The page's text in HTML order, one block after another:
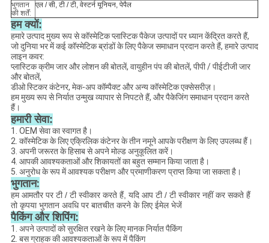
भुगतान
की शर्तें:
एल / सी, टी / टी, वेस्टर्न यूनियन, पेपैल
हम क्यों:
हमारे उत्पाद मुख्य रूप से कॉस्मेटिक प्लास्टिक पैकेज उत्पादों पर ध्यान केंद्रित करते हैं,
जो दुनिया भर में कई कॉस्मेटिक ब्रांडों के लिए पैकेज समाधान प्रदान करते हैं, हमारे उत्पाद
लाइन कवर:
प्लास्टिक क्रीम जार और लोशन की बोतलें, वायुहीन पंप की बोतलें, पीपी / पीईटीजी जार
और बोतलें,
डीओ स्टिकर कंटेनर, मेक-अप कॉम्पैक्ट और अन्य कॉस्मेटिक एक्सेसरीज़।
हम मुख्य रूप से निर्यात उन्मुख व्यापार से निपटते हैं, और पैकेजिंग समाधान प्रदान करते
हैं।
हमारी सेवा:
1. OEM सेवा का स्वागत है।
2. कॉस्मेटिक के लिए एक्रिलिक कंटेनर के तीन नमूने आपके परीक्षण के लिए उपलब्ध हैं।
3. अपनी जरूरत के हिसाब से अपने मोल्ड अनुकूलित करें।
4. आपकी आवश्यकताओं और शिकायतों का बहुत सम्मान किया जाता है।
5. अनुरोध के रूप में आवश्यक परीक्षण और प्रमाणीकरण प्राप्त किया जा सकता है।
भुगतान:
हम आमतौर पर टी / टी स्वीकार करते हैं, यदि आप टी / टी स्वीकार नहीं कर सकते हैं
तो कृपया भुगतान अवधि पर बातचीत करने के लिए ईमेल भेजें
पैकिंग और शिपिंग:
1. अपने उत्पादों को सुरक्षित रखने के लिए मानक निर्यात पैकिंग
2. बस ग्राहक की आवश्यकताओं के रूप में पैकिंग